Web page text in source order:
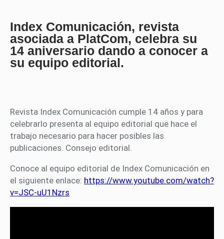
Index Comunicación, revista
asociada a PlatCom, celebra su
14 aniversario dando a conocer a
su equipo editorial.
Revista Index Comunicación cumple 14 años y para
celebrarlo presenta al equipo editorial que hace el
trabajo necesario para hacer posibles las
publicaciones. Consejo editorial.
Conoce al equipo editorial de Index Comunicación en
el siguiente enlace: https://www.youtube.com/watch?
v=JSC-uU1Nzrs